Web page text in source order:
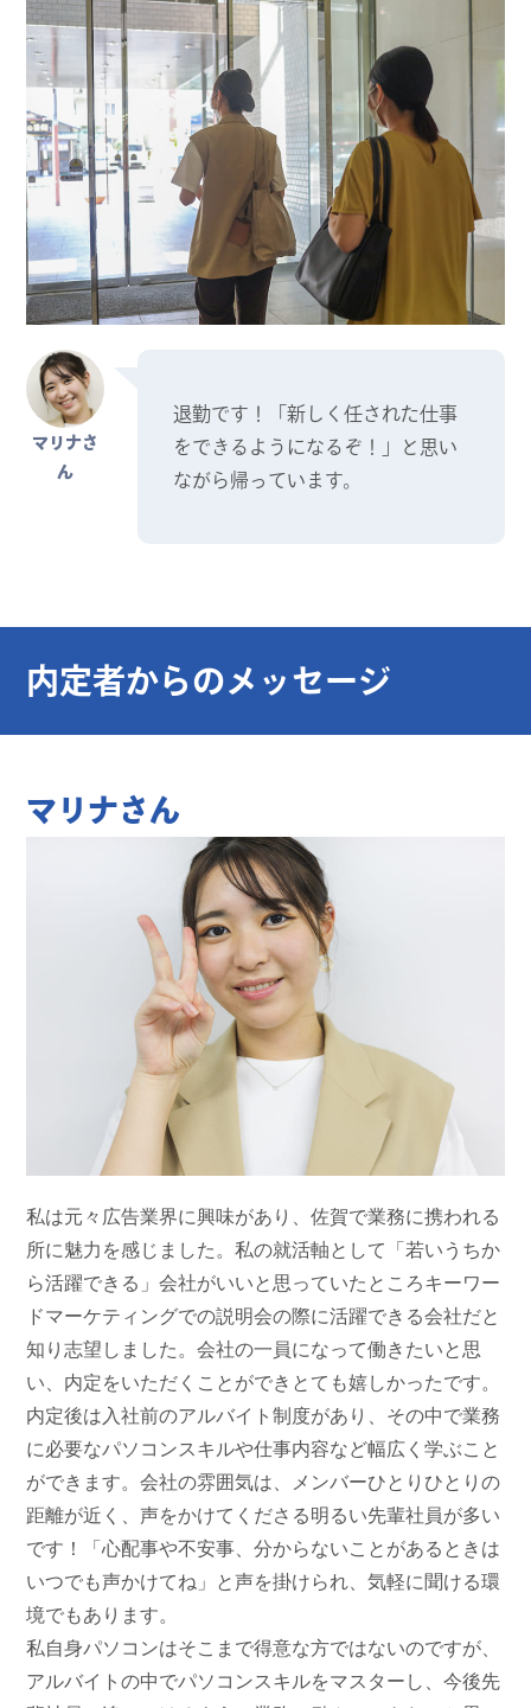
マリナさ
ん
退勤です！「新しく任された仕事
をできるようになるぞ！」と思い
ながら帰っています。
内定者からのメッセージ
マリナさん
私は元々広告業界に興味があり、佐賀で業務に携われる
所に魅力を感じました。私の就活軸として「若いうちか
ら活躍できる」会社がいいと思っていたところキーワー
ドマーケティングでの説明会の際に活躍できる会社だと
知り志望しました。会社の一員になって働きたいと思
い、内定をいただくことができとても嬉しかったです。
内定後は入社前のアルバイト制度があり、その中で業務
に必要なパソコンスキルや仕事内容など幅広く学ぶこと
ができます。会社の雰囲気は、メンバーひとりひとりの
距離が近く、声をかけてくださる明るい先輩社員が多い
です！「心配事や不安事、分からないことがあるときは
いつでも声かけてね」と声を掛けられ、気軽に聞ける環
境でもあります。
私自身パソコンはそこまで得意な方ではないのですが、
アルバイトの中でパソコンスキルをマスターし、今後先